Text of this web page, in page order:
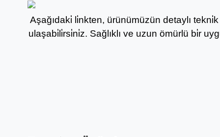
Aşağıdaki̇ li̇nkten, ürünümüzün detaylı
ulaşabi̇li̇rsi̇ni̇z. Sağlıklı ve uzun ömürlü bi̇r